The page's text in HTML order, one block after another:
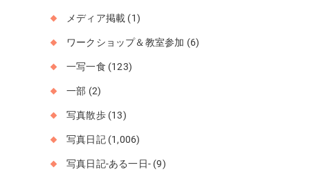
メディア掲載 (1)
ワークショップ＆教室参加 (6)
一写一食 (123)
一部 (2)
写真散歩(13)
写真日記(1,006)
写真日記-ある一日- (9)